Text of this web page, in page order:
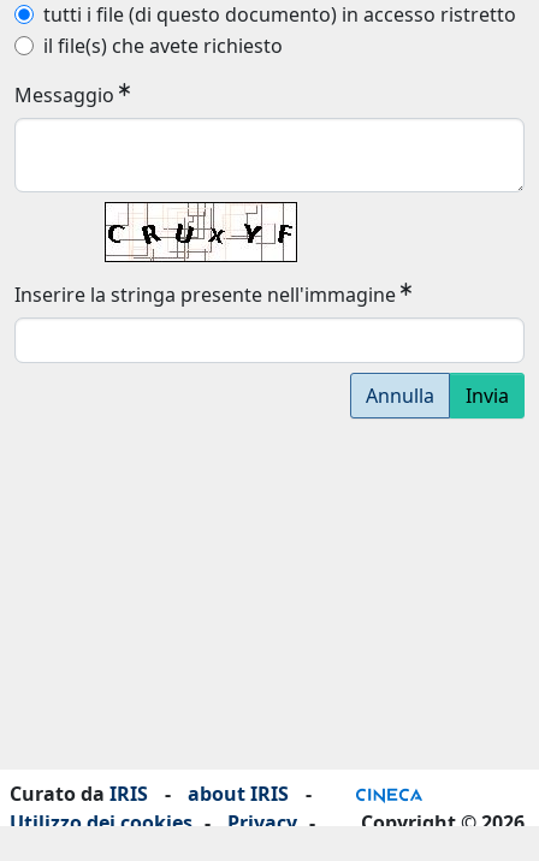
tutti i file (di questo documento) in accesso ristretto
il file(s) che avete richiesto
Messaggio
Inserire la stringa presente nell'immagine
Annulla Invia
Curato da IRIS - about IRIS
-
Utilizzo dei cookies - Privacy -
Copyright © 2026